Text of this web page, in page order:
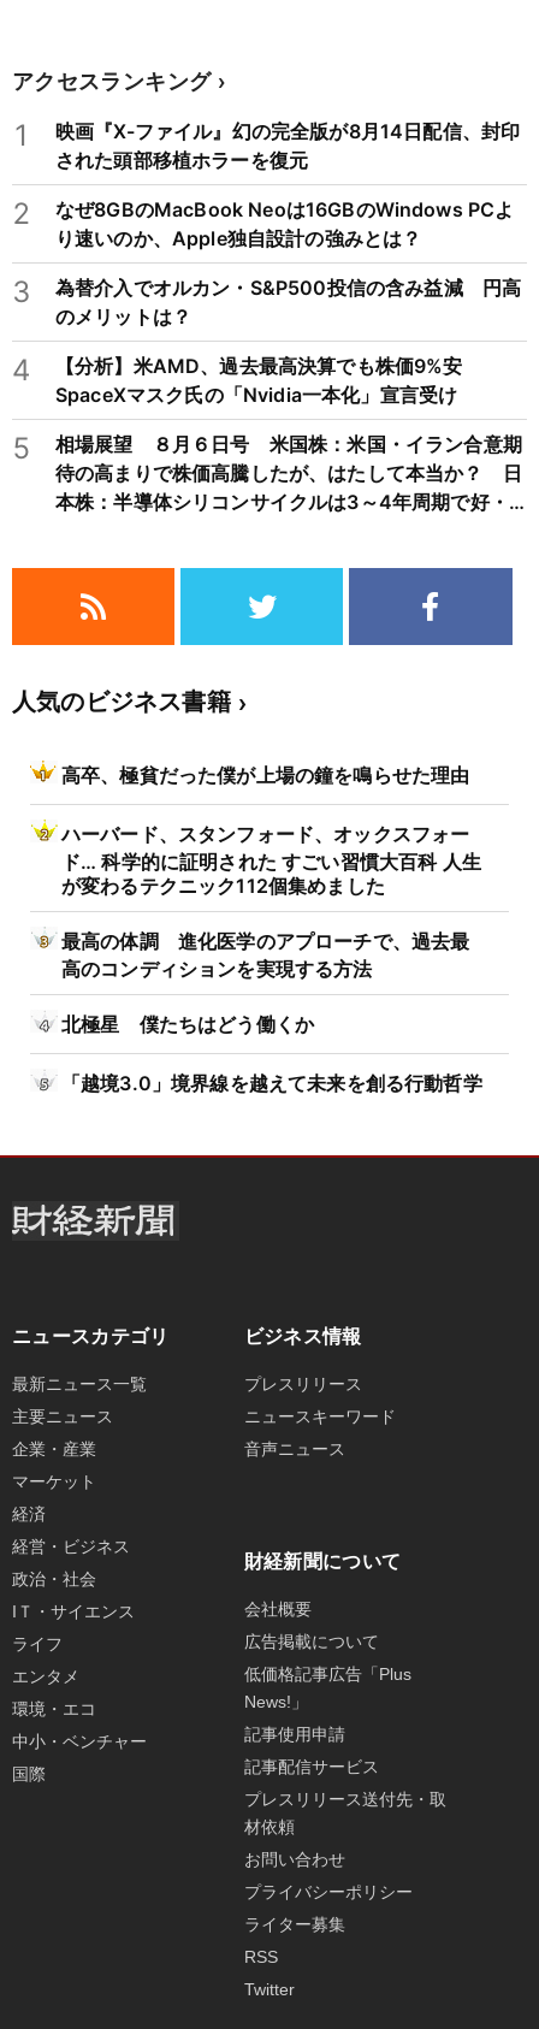
アクセスランキング
1
映画『X-ファイル』幻の完全版が8月14日配信、封印
された頭部移植ホラーを復元
2
なぜ8GBのMacBook Neoは16GBのWindows PCよ
り速いのか、Apple独自設計の強みとは？
3
為替介入でオルカン・S&P500投信の含み益減 円高
のメリットは？
4
【分析】米AMD、過去最高決算でも株価9%安
SpaceXマスク氏の「Nvidia一本化」宣言受け
5
相場展望 ８月６日号 米国株：米国・イラン合意期
待の高まりで株価高騰したが、はたして本当か？ 日
本株：半導体シリコンサイクルは3～4年周期で好・
人気のビジネス書籍
高卒、極貧だった僕が上場の鐘を鳴らせた理由
ハーバード、スタンフォード、オックスフォー
ド… 科学的に証明された すごい習慣大百科 人生
が変わるテクニック112個集めました
最高の体調 進化医学のアプローチで、過去最
高のコンディションを実現する方法
北極星 僕たちはどう働くか
「越境3.0」境界線を越えて未来を創る行動哲学
ニュースカテゴリ
最新ニュース一覧
主要ニュース
企業・産業
マーケット
経済
経営・ビジネス
政治・社会
IＴ・サイエンス
ライフ
エンタメ
環境・エコ
中小・ベンチャー
国際
ビジネス情報
プレスリリース
ニュースキーワード
音声ニュース
財経新聞について
会社概要
広告掲載について
低価格記事広告「Plus
News!」
記事使用申請
記事配信サービス
プレスリリース送付先・取
材依頼
お問い合わせ
プライバシーポリシー
ライター募集
RSS
Twitter